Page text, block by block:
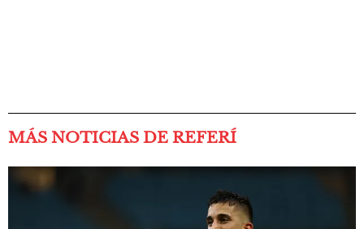
MÁS NOTICIAS DE REFERÍ